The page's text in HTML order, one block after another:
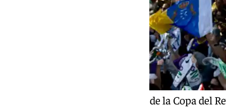
Un momento del tercer día de la Copa del